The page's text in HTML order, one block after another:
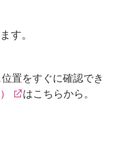
す。
置をすぐに確認でき
はこちらから。